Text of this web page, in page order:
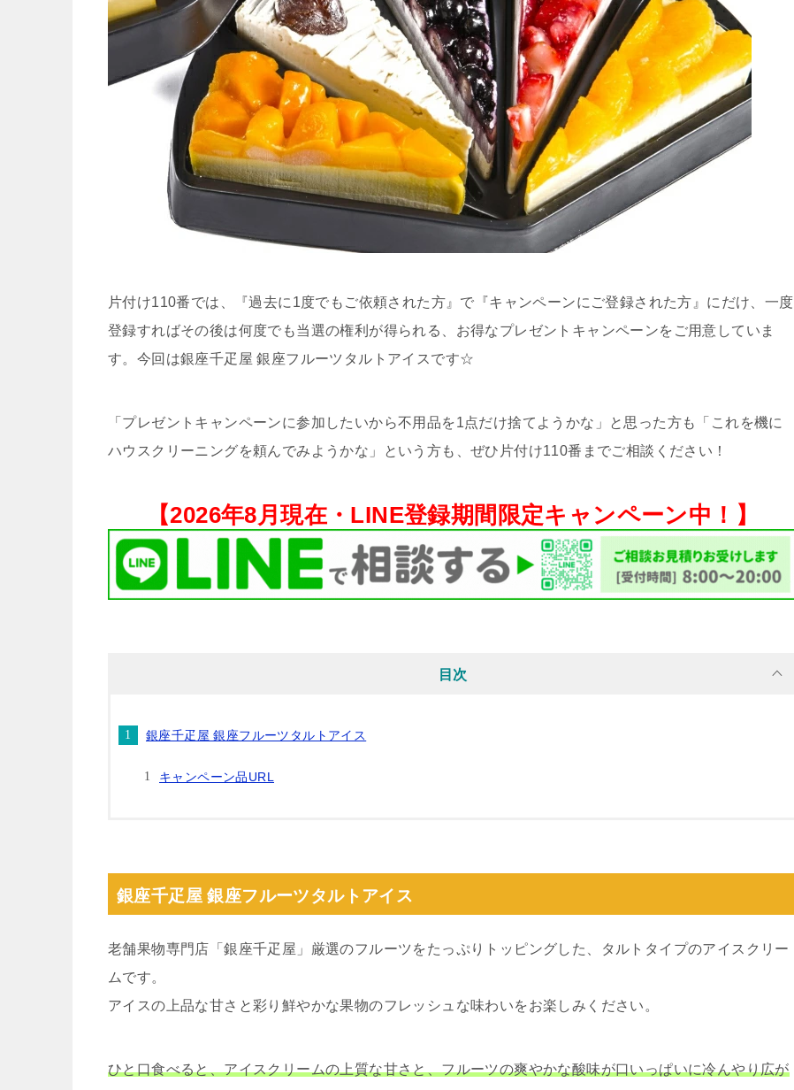
片付け110番では、『過去に1度でもご依頼された方』で『キャンペーンにご登録された方』にだけ、一度
登録すればその後は何度でも当選の権利が得られる、お得なプレゼントキャンペーンをご用意していま
す。今回は銀座千疋屋 銀座フルーツタルトアイスです☆
「プレゼントキャンペーンに参加したいから不用品を1点だけ捨てようかな」と思った方も「これを機に
ハウスクリーニングを頼んでみようかな」という方も、ぜひ片付け110番までご相談ください！
【2026年8月現在・ LINE登録期間限定キャンペーン中！】
目次
銀座千疋屋 銀座フルーツタルトアイス
キャンペーン品URL
銀座千疋屋 銀座フルーツタルトアイス
老舗果物専門店「銀座千疋屋」厳選のフルーツをたっぷりトッピングした、タルトタイプのアイスクリー
ムです。
アイスの上品な甘さと彩り鮮やかな果物のフレッシュな味わいをお楽しみください。
ひと口食べると、アイスクリームの上質な甘さと、フルーツの爽やかな酸味が口いっぱいに冷んやり広が